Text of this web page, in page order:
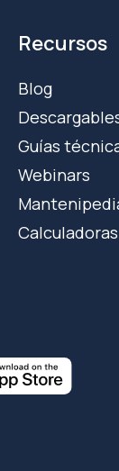
Recursos
Blog
Guías
Webinars
Calculadoras